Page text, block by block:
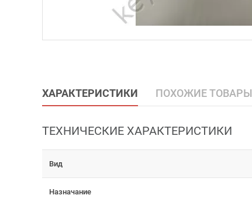
ХАРАКТЕРИСТИКИ ПОХОЖИЕ ТОВАРЫ
ТЕХНИЧЕСКИЕ ХАРАКТЕРИСТИКИ
Вид
Назначание